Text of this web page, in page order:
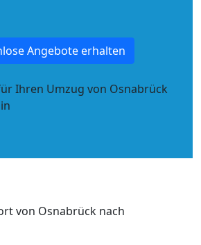
Angebote erhalten